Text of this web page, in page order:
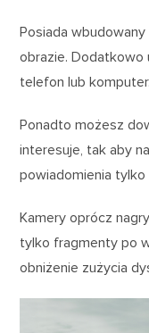
Posiada
obrazie. Dodatkowo
telefon lub komputer.
Ponadto możesz
interesuje, tak aby
powiadomienia
Kamery oprócz
tylko fragmenty po
obniżenie zużycia